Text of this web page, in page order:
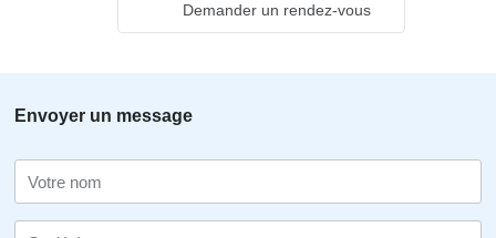
Demander un rendez-vous
Envoyer un message